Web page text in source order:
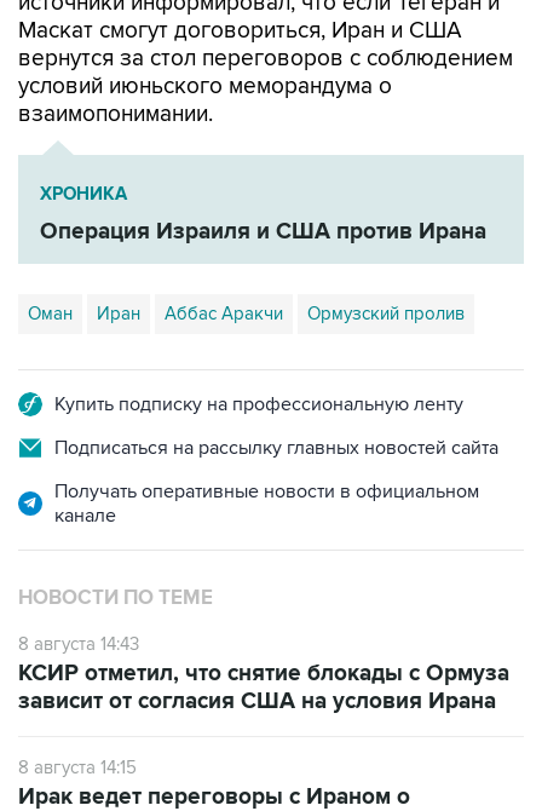
Маскат смогут договориться, Иран и США
вернутся за стол переговоров с соблюдением
условий июньского меморандума о
взаимопонимании.
ХРОНИКА
Операция Израиля и США против Ирана
Оман Иран Аббас Аракчи Ормузский пролив
Купить подписку на профессиональную ленту
Подписаться на рассылку главных новостей сайта
Получать оперативные новости в официальном
канале
НОВОСТИ ПО ТЕМЕ
8 августа 14:43
КСИР отметил, что снятие блокады с Ормуза
зависит от согласия США на условия Ирана
8 августа 14:15
Ирак ведет переговоры с Ираном о